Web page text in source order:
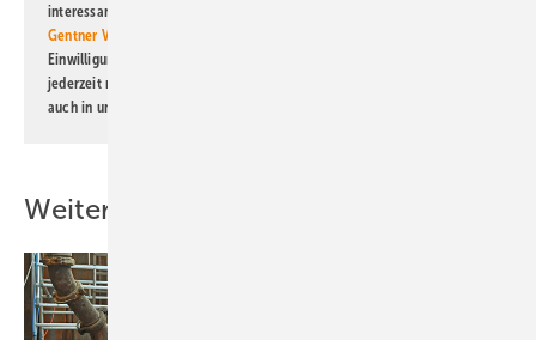
interessante Verlags- und Online-Angebote
Gentner Verlag GmbH & Co. KG
Einwilligung kann ich jederzeit widerrufen und eine Abmeldung ist
jederzeit möglich. Informationen zum Umgang mit Daten finden Sie
auch in unserer
Weitere Inhalte